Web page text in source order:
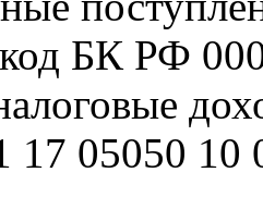
БК РФ
05050 10